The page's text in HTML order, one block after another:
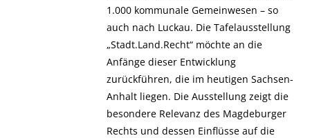
1.000 kommunale Gemeinwesen – so
auch nach Luckau. Die Tafelausstellung
„Stadt.Land.Recht“ möchte an die
Anfänge dieser Entwicklung
zurückführen, die im heutigen Sachsen-
Anhalt liegen. Die Ausstellung zeigt die
besondere Relevanz des Magdeburger
Rechts und dessen Einflüsse auf die